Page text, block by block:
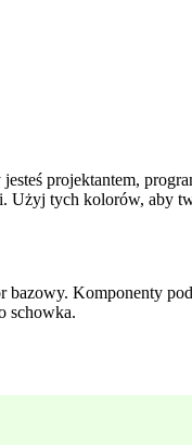
projektantem,
Użyj tych kolorów, aby
Komponenty
schowka.